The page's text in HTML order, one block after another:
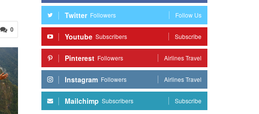
0
Twitter Followers Follow Us
Youtube Subscribers Subscribe
Pinterest Followers Airlines Travel
Instagram Followers Airlines Travel
Mailchimp Subscribers Subscribe